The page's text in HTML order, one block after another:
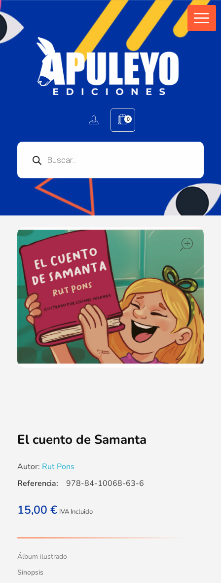
0
El cuento de Samanta
Autor: Rut Pons
15,00 € IVA Incluido
Álbum ilustrado
Sinopsis
Referencia: 978-84-10068-63-6